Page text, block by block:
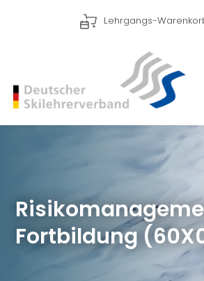
Lehrgangs-
Fortbildung